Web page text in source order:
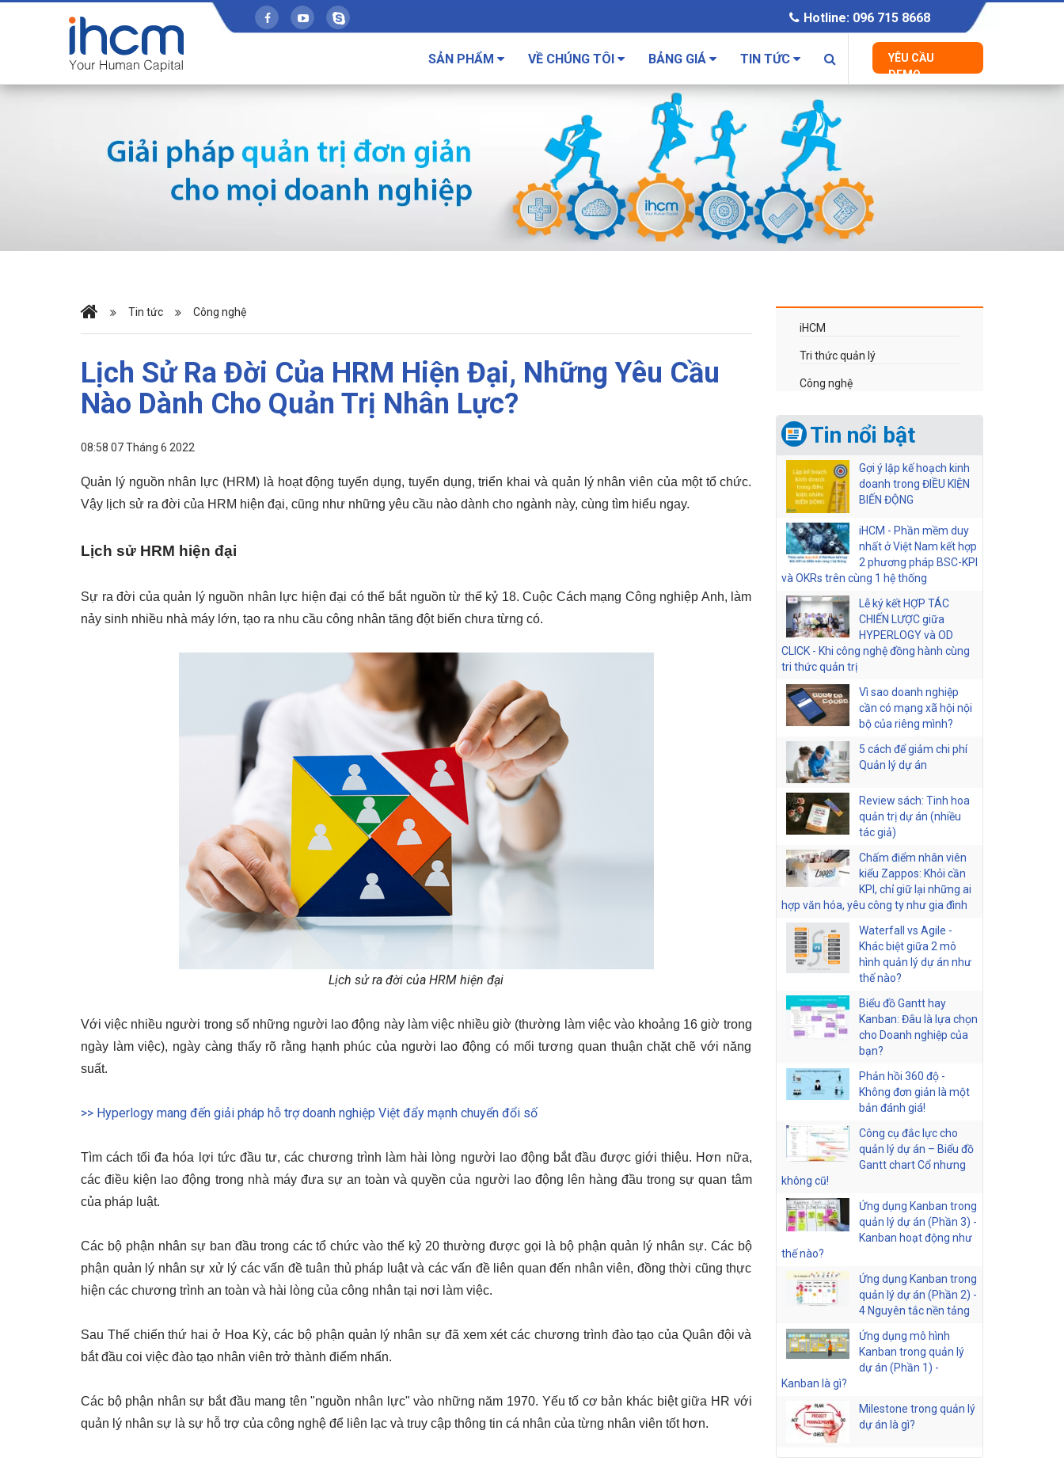
Hotline: 096 715 8668
YÊU CẦU
DEMO
SẢN PHẨM VỀ CHÚNG TÔI BẢNG GIÁ TIN TỨC
Tin tức Công nghệ
Lịch Sử Ra Đời Của HRM Hiện Đại, Những Yêu Cầu
Nào Dành Cho Quản Trị Nhân Lực?
08:58 07 Tháng 6 2022
Quản lý nguồn nhân lực (HRM) là hoạt động tuyển dụng, tuyển dụng, triển khai và quản lý nhân viên của một tổ chức.
Vậy lịch sử ra đời của HRM hiện đại, cũng như những yêu cầu nào dành cho ngành này, cùng tìm hiểu ngay.
Lịch sử HRM hiện đại
Sự ra đời của quản lý nguồn nhân lực hiện đại có thể bắt nguồn từ thế kỷ 18. Cuộc Cách mạng Công nghiệp Anh, làm
nảy sinh nhiều nhà máy lớn, tạo ra nhu cầu công nhân tăng đột biến chưa từng có.
Lịch sử ra đời của HRM hiện đại
Với việc nhiều người trong số những người lao động này làm việc nhiều giờ (thường làm việc vào khoảng 16 giờ trong
ngày làm việc), ngày càng thấy rõ rằng hạnh phúc của người lao động có mối tương quan thuận chặt chẽ với năng
suất.
>> Hyperlogy mang đến giải pháp hỗ trợ doanh nghiệp Việt đẩy mạnh chuyển đổi số
Tìm cách tối đa hóa lợi tức đầu tư, các chương trình làm hài lòng người lao động bắt đầu được giới thiệu. Hơn nữa,
các điều kiện lao động trong nhà máy đưa sự an toàn và quyền của người lao động lên hàng đầu trong sự quan tâm
của pháp luật.
Các bộ phận nhân sự ban đầu trong các tổ chức vào thế kỷ 20 thường được gọi là bộ phận quản lý nhân sự. Các bộ
phận quản lý nhân sự xử lý các vấn đề tuân thủ pháp luật và các vấn đề liên quan đến nhân viên, đồng thời cũng thực
hiện các chương trình an toàn và hài lòng của công nhân tại nơi làm việc.
Sau Thế chiến thứ hai ở Hoa Kỳ, các bộ phận quản lý nhân sự đã xem xét các chương trình đào tạo của Quân đội và
bắt đầu coi việc đào tạo nhân viên trở thành điểm nhấn.
Các bộ phận nhân sự bắt đầu mang tên "nguồn nhân lực" vào những năm 1970. Yếu tố cơ bản khác biệt giữa HR với
quản lý nhân sự là sự hỗ trợ của công nghệ để liên lạc và truy cập thông tin cá nhân của từng nhân viên tốt hơn.
iHCM
Tri thức quản lý
Công nghệ
Tin nổi bật
Gợi ý lập kế hoạch kinh
doanh trong ĐIỀU KIỆN
BIẾN ĐỘNG
iHCM - Phần mềm duy
nhất ở Việt Nam kết hợp
2 phương pháp BSC-KPI
và OKRs trên cùng 1 hệ thống
Lễ ký kết HỢP TÁC
CHIẾN LƯỢC giữa
HYPERLOGY và OD
CLICK - Khi công nghệ đồng hành cùng
tri thức quản trị
Vì sao doanh nghiệp
cần có mạng xã hội nội
bộ của riêng mình?
5 cách để giảm chi phí
Quản lý dự án
Review sách: Tinh hoa
quản trị dự án (nhiều
tác giả)
Chấm điểm nhân viên
kiểu Zappos: Khỏi cần
KPI, chỉ giữ lại những ai
hợp văn hóa, yêu công ty như gia đình
Waterfall vs Agile -
Khác biệt giữa 2 mô
hình quản lý dự án như
thế nào?
Biểu đồ Gantt hay
Kanban: Đâu là lựa chọn
cho Doanh nghiệp của
bạn?
Phản hồi 360 độ -
Không đơn giản là một
bản đánh giá!
Công cụ đắc lực cho
quản lý dự án – Biểu đồ
Gantt chart Cổ nhưng
không cũ!
Ứng dụng Kanban trong
quản lý dự án (Phần 3) -
Kanban hoạt động như
thế nào?
Ứng dụng Kanban trong
quản lý dự án (Phần 2) -
4 Nguyên tắc nền tảng
Ứng dụng mô hình
Kanban trong quản lý
dự án (Phần 1) -
Kanban là gì?
Milestone trong quản lý
dự án là gì?